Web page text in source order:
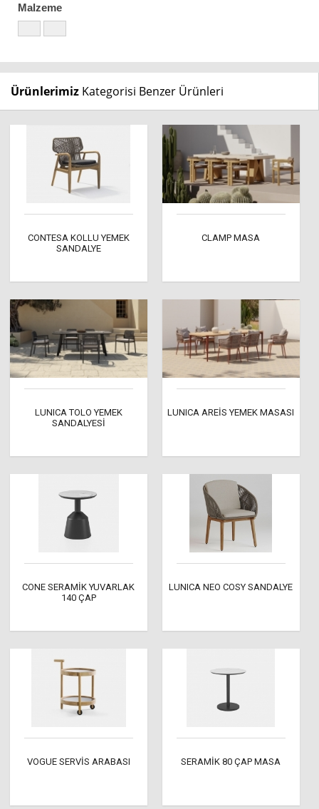
Malzeme
Ürünlerimiz Kategorisi Benzer Ürünleri
CONTESA KOLLU YEMEK
SANDALYE
CLAMP MASA
LUNICA TOLO YEMEK
SANDALYESİ
LUNICA AREİS YEMEK MASASI
CONE SERAMİK YUVARLAK
140 ÇAP
LUNICA NEO COSY SANDALYE
VOGUE SERVİS ARABASI SERAMİK 80 ÇAP MASA